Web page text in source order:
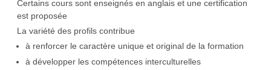
Certains cours sont enseignés en anglais et une certification
est proposée
La variété des profils contribue
à renforcer le caractère unique et original de la formation
à développer les compétences interculturelles